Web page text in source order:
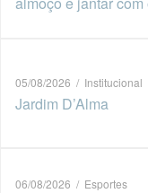
05/08/2026 / Institucional
Jardim D’Alma
06/08/2026 / Esportes